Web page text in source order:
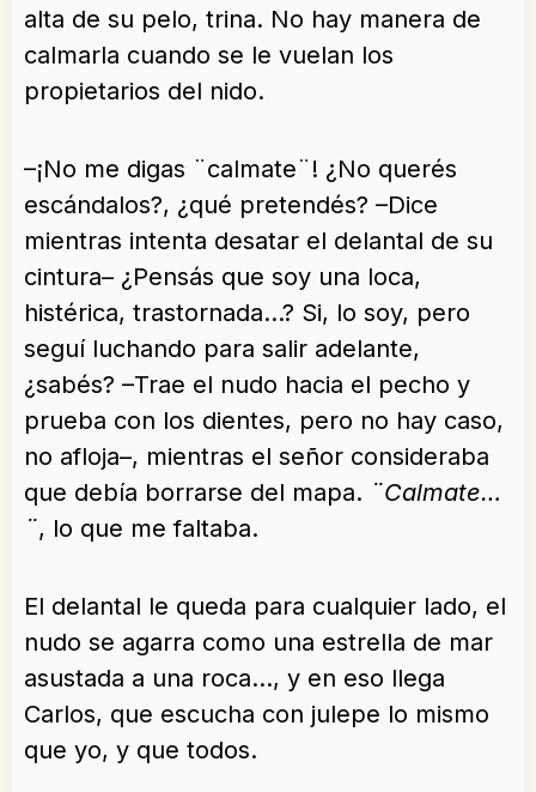
alta de su pelo, trina. No hay manera de
calmarla cuando se le vuelan los
propietarios del nido.
–¡No me digas ¨calmate¨! ¿No querés
escándalos?, ¿qué pretendés? –Dice
mientras intenta desatar el delantal de su
cintura– ¿Pensás que soy una loca,
histérica, trastornada…? Si, lo soy, pero
seguí luchando para salir adelante,
¿sabés? –Trae el nudo hacia el pecho y
prueba con los dientes, pero no hay caso,
no afloja–, mientras el señor consideraba
que debía borrarse del mapa. ¨Calmate…
¨, lo que me faltaba.
El delantal le queda para cualquier lado, el
nudo se agarra como una estrella de mar
asustada a una roca…, y en eso llega
Carlos, que escucha con julepe lo mismo
que yo, y que todos.